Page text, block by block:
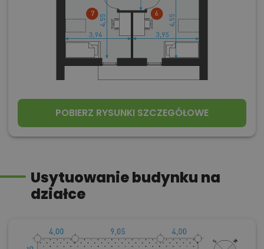
POBIERZ RYSUNKI SZCZEGÓŁOWE
Usytuowanie budynku na
działce